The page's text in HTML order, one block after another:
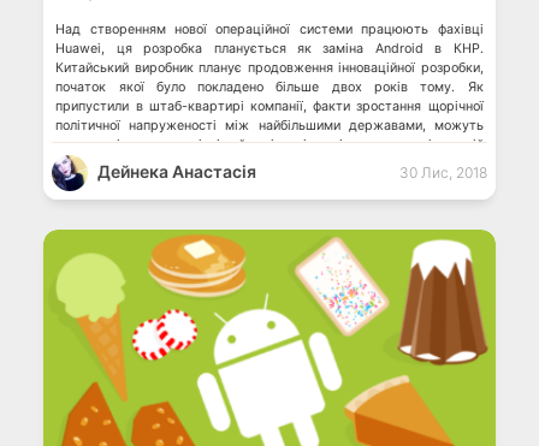
Над створенням нової операційної системи працюють фахівці
Huawei, ця розробка планується як заміна Android в КНР.
Китайський виробник планує продовження інноваційної розробки,
початок якої було покладено більше двох років тому. Як
припустили в штаб-квартирі компанії, факти зростання щорічної
політичної напруженості між найбільшими державами, можуть
мати не тільки економічні, а й політичні наслідки, у вигляді санкцій
та […]
Дейнека Анастасiя 30 Лис, 2018